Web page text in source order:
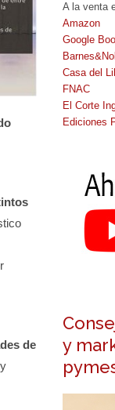
de
A la venta
Amazon
Google
Casa del
FNAC
El Corte
Ediciones
y